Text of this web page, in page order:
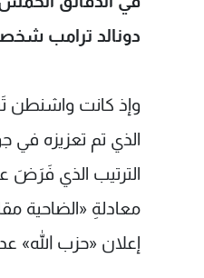
دونالد ترامب
وإذ كانت واشنطن
الترتيب الذي فَرَضَ
معادلةِ «الضاحية
إعلان «حزب الله»